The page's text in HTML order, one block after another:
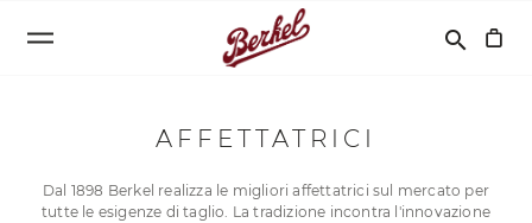
Cerca
search
AFFETTATRICI
Dal 1898 Berkel realizza le migliori affettatrici sul mercato per
tutte le esigenze di taglio. La tradizione incontra l'innovazione